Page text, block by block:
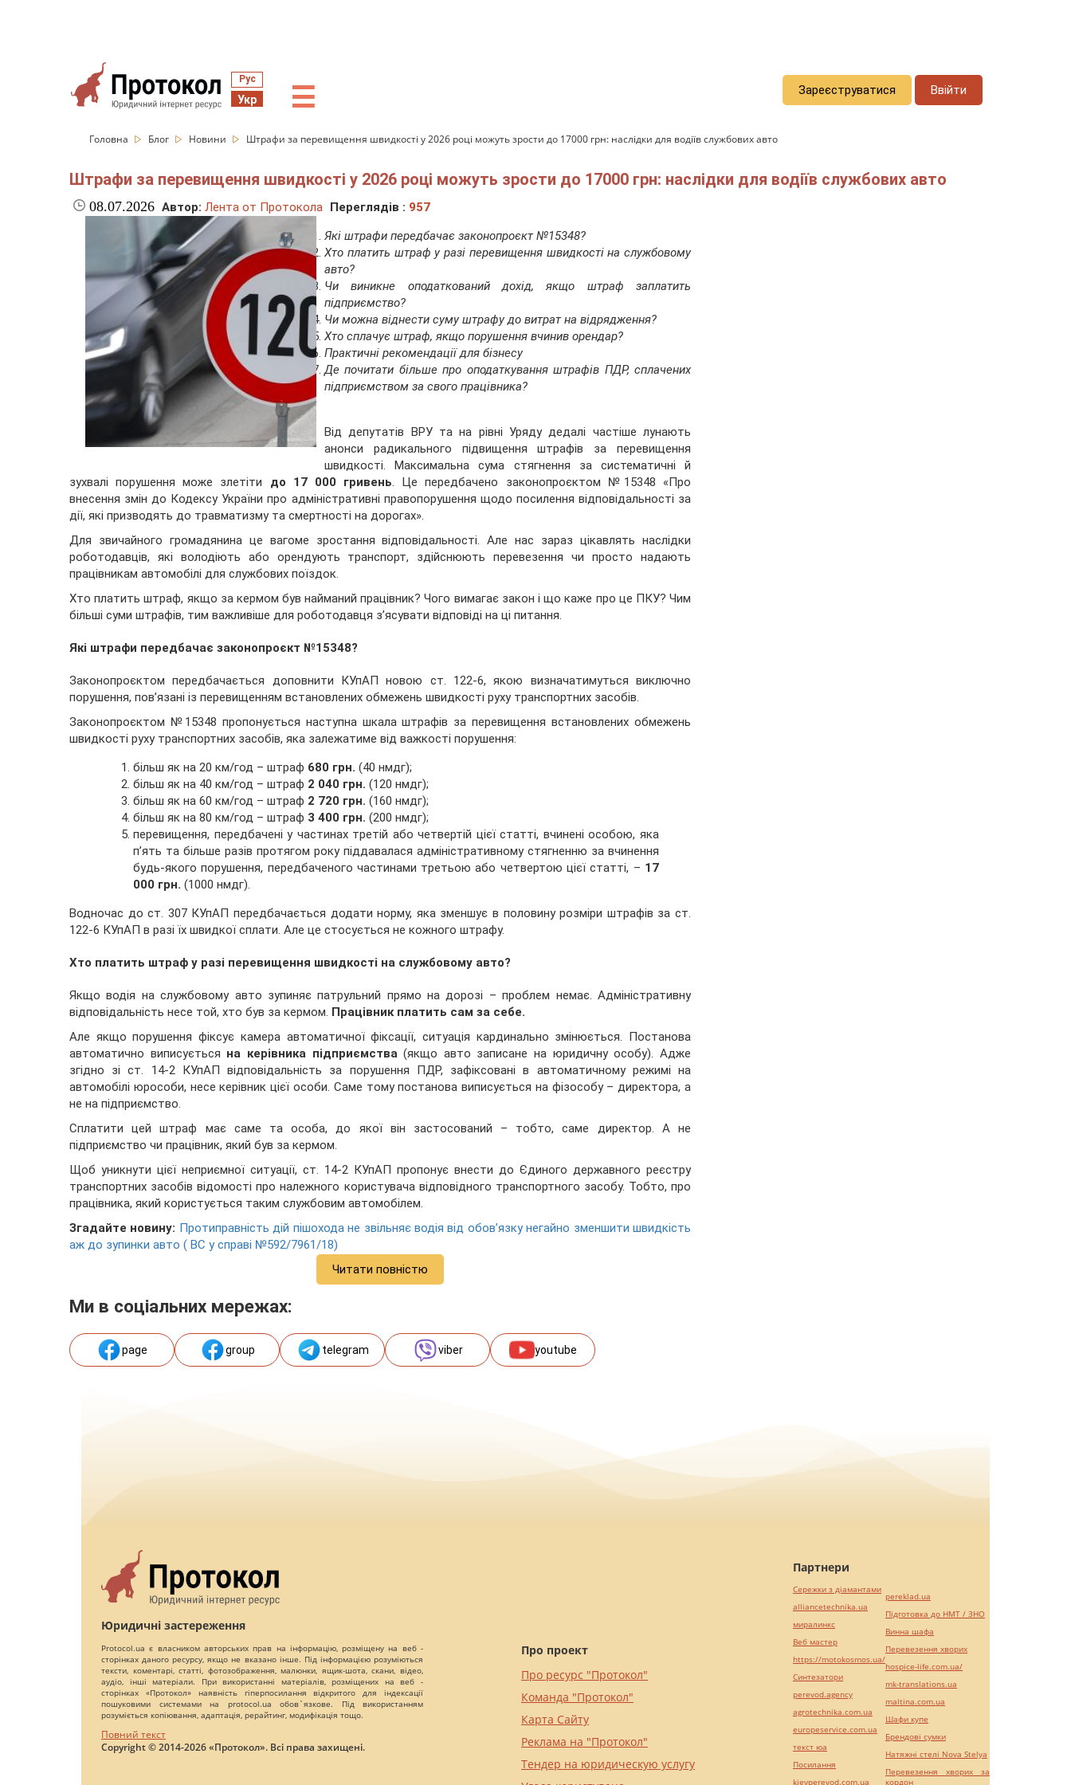
Рус
Укр ☰ Зареєструватися Ввійти
Головна Блог Новини Штрафи за перевищення швидкості у 2026 році можуть зрости до 17000 грн: наслідки для водіїв службових авто
Штрафи за перевищення швидкості у 2026 році можуть зрости до 17000 грн: наслідки для водіїв службових авто
08.07.2026 Автор: Лента от Протокола Переглядів : 957
Які штрафи передбачає законопроєкт №15348?
Хто платить штраф у разі перевищення швидкості на службовому
авто?
Чи виникне оподаткований дохід, якщо штраф заплатить
підприємство?
Чи можна віднести суму штрафу до витрат на відрядження?
Хто сплачує штраф, якщо порушення вчинив орендар?
Практичні рекомендації для бізнесу
Де почитати більше про оподаткування штрафів ПДР, сплачених
підприємством за свого працівника?
Від депутатів ВРУ та на рівні Уряду дедалі частіше лунають
анонси радикального підвищення штрафів за перевищення
швидкості. Максимальна сума стягнення за систематичні й
зухвалі порушення може злетіти до 17 000 гривень. Це передбачено законопроєктом №15348 «Про
внесення змін до Кодексу України про адміністративні правопорушення щодо посилення відповідальності за
дії, які призводять до травматизму та смертності на дорогах».
Для звичайного громадянина це вагоме зростання відповідальності. Але нас зараз цікавлять наслідки
роботодавців, які володіють або орендують транспорт, здійснюють перевезення чи просто надають
працівникам автомобілі для службових поїздок.
Хто платить штраф, якщо за кермом був найманий працівник? Чого вимагає закон і що каже про це ПКУ? Чим
більші суми штрафів, тим важливіше для роботодавця з’ясувати відповіді на ці питання.
Які штрафи передбачає законопроєкт №15348?
Законопроєктом передбачається доповнити КУпАП новою ст. 122-6, якою визначатимуться виключно
порушення, пов’язані із перевищенням встановлених обмежень швидкості руху транспортних засобів.
Законопроєктом №15348 пропонується наступна шкала штрафів за перевищення встановлених обмежень
швидкості руху транспортних засобів, яка залежатиме від важкості порушення:
більш як на 20 км/год – штраф 680 грн. (40 нмдг);
більш як на 40 км/год – штраф 2 040 грн. (120 нмдг);
більш як на 60 км/год – штраф 2 720 грн. (160 нмдг);
більш як на 80 км/год – штраф 3 400 грн. (200 нмдг);
перевищення, передбачені у частинах третій або четвертій цієї статті, вчинені особою, яка
п’ять та більше разів протягом року піддавалася адміністративному стягненню за вчинення
будь-якого порушення, передбаченого частинами третьою або четвертою цієї статті, – 17
000 грн. (1000 нмдг).
Водночас до ст. 307 КУпАП передбачається додати норму, яка зменшує в половину розміри штрафів за ст.
122-6 КУпАП в разі їх швидкої сплати. Але це стосується не кожного штрафу.
Хто платить штраф у разі перевищення швидкості на службовому авто?
Якщо водія на службовому авто зупиняє патрульний прямо на дорозі – проблем немає. Адміністративну
відповідальність несе той, хто був за кермом. Працівник платить сам за себе.
Але якщо порушення фіксує камера автоматичної фіксації, ситуація кардинально змінюється. Постанова
автоматично виписується на керівника підприємства(якщо авто записане на юридичну особу). Адже
згідно зі ст. 14-2 КУпАП відповідальність за порушення ПДР, зафіксовані в автоматичному режимі на
автомобілі юрособи, несе керівник цієї особи. Саме тому постанова виписується на фізособу – директора, а
не на підприємство.
Сплатити цей штраф має саме та особа, до якої він застосований – тобто, саме директор. А не
підприємство чи працівник, який був за кермом.
Щоб уникнути цієї неприємної ситуації, ст. 14-2 КУпАП пропонує внести до Єдиного державного реєстру
транспортних засобів відомості про належного користувача відповідного транспортного засобу. Тобто, про
працівника, який користується таким службовим автомобілем.
Згадайте новину: Протиправність дій пішохода не звільняє водія від обов’язку негайно зменшити швидкість
аж до зупинки авто ( ВС у справі №592/7961/18)
Читати повністю
Ми в соціальних мережах:
page group telegram viber youtube
Юридичні застереження
Protocol.ua є власником авторських прав на інформацію, розміщену на веб -
сторінках даного ресурсу, якщо не вказано інше. Під інформацією розуміються
тексти, коментарі, статті, фотозображення, малюнки, ящик-шота, скани, відео,
аудіо, інші матеріали. При використанні матеріалів, розміщених на веб -
сторінках «Протокол» наявність гіперпосилання відкритого для індексації
пошуковими системами на protocol.ua обов`язкове. Під використанням
розуміється копіювання, адаптація, рерайтинг, модифікація тощо.
Повний текст
Copyright © 2014-2026 «Протокол». Всі права захищені.
Про проект
Про ресурс "Протокол"
Команда "Протокол"
Карта Сайту
Реклама на "Протокол"
Тендер на юридическую услугу
Партнери
Сережки з діамантами
alliancetechnika.ua
миралинкс
Веб мастер
https://motokosmos.ua/
Синтезатори
perevod.agency
agrotechnika.com.ua
europeservice.com.ua
текст юа
Посилання
kievperevod.com.ua
pereklad.ua
Підготовка до НМТ / ЗНО
Винна шафа
Перевезення хворих
hospice-life.com.ua/
mk-translations.ua
maltina.com.ua
Шафи купе
Брендові сумки
Натяжні стелі Nova Stelya
Перевезення хворих за
кордон